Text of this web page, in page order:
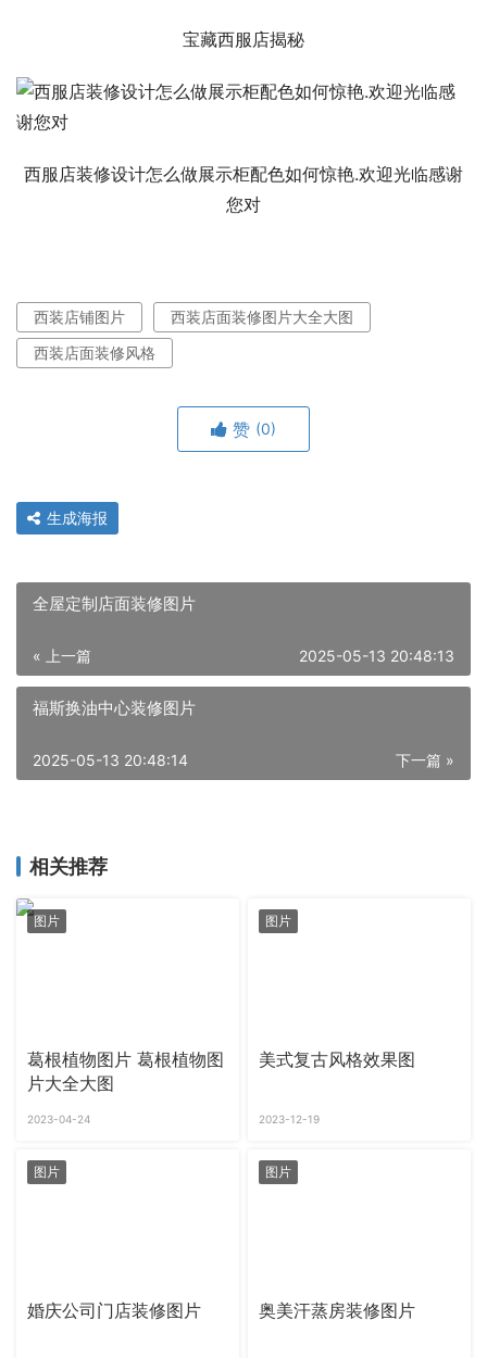
宝藏西服店揭秘
西服店装修设计怎么做展示柜配色如何惊艳.欢迎光临感谢
您对
西装店铺图片
西装店面装修图片大全大图
西装店面装修风格
赞 (0)
生成海报
全屋定制店面装修图片
« 上一篇 2025-05-13 20:48:13
福斯换油中心装修图片
下一篇 »
2025-05-13 20:48:14
相关推荐
图片
葛根植物图片 葛根植物图
片大全大图
2023-04-24
图片
美式复古风格效果图
2023-12-19
图片
婚庆公司门店装修图片
图片
奥美汗蒸房装修图片